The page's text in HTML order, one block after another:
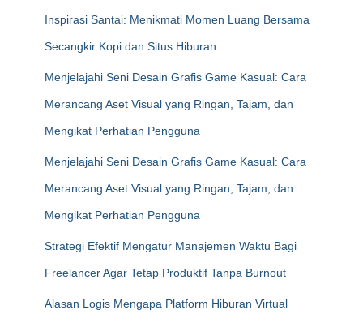
Inspirasi Santai: Menikmati Momen Luang Bersama
Secangkir Kopi dan Situs Hiburan
Menjelajahi Seni Desain Grafis Game Kasual: Cara
Merancang Aset Visual yang Ringan, Tajam, dan
Mengikat Perhatian Pengguna
Menjelajahi Seni Desain Grafis Game Kasual: Cara
Merancang Aset Visual yang Ringan, Tajam, dan
Mengikat Perhatian Pengguna
Strategi Efektif Mengatur Manajemen Waktu Bagi
Freelancer Agar Tetap Produktif Tanpa Burnout
Alasan Logis Mengapa Platform Hiburan Virtual